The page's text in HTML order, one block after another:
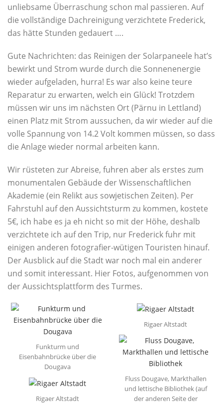
unliebsame Überraschung schon mal passieren. Auf
die vollständige Dachreinigung verzichtete Frederick,
das hätte Stunden gedauert ….
Gute Nachrichten: das Reinigen der Solarpaneele hat’s
bewirkt und Strom wurde durch die Sonnenenergie
wieder aufgeladen, hurra! Es war also keine teure
Reparatur zu erwarten, welch ein Glück! Trotzdem
müssen wir uns im nächsten Ort (Pärnu in Lettland)
einen Platz mit Strom aussuchen, da wir wieder auf die
volle Spannung von 14.2 Volt kommen müssen, so dass
die Anlage wieder normal arbeiten kann.
Wir rüsteten zur Abreise, fuhren aber als erstes zum
monumentalen Gebäude der Wissenschaftlichen
Akademie (ein Relikt aus sowjetischen Zeiten). Per
Fahrstuhl auf den Aussichtsturm zu kommen, kostete
5€, ich habe es ja eh nicht so mit der Höhe, deshalb
verzichtete ich auf den Trip, nur Frederick fuhr mit
einigen anderen fotografier-wütigen Touristen hinauf.
Der Ausblick auf die Stadt war noch mal ein anderer
und somit interessant. Hier Fotos, aufgenommen von
der Aussichtsplattform des Turmes.
Rigaer Altstadt
Funkturm und
Eisenbahnbrücke über die
Dougava
Fluss Dougave, Markthallen
und lettische Bibliothek (auf
der anderen Seite der
Rigaer Altstadt